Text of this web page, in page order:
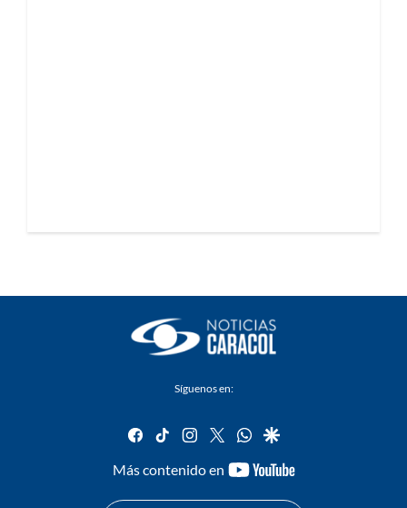
Síguenos en:
facebook
tiktok instagram
twitterwhatsapp
google
Más contenido en
youtube-